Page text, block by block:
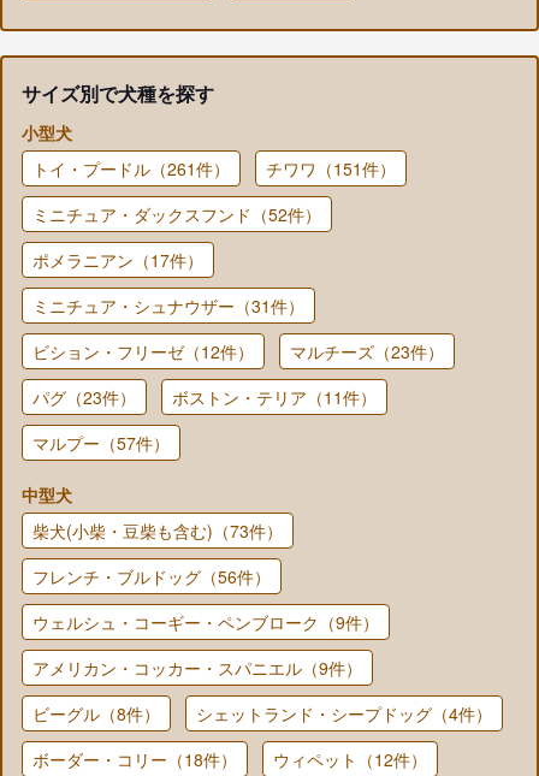
サイズ別で犬種を探す
小型犬
トイ・プードル（261件）
チワワ（151件）
ミニチュア・ダックスフンド（52件）
ポメラニアン（17件）
ミニチュア・シュナウザー（31件）
ビション・フリーゼ（12件）
マルチーズ（23件）
パグ（23件）
ボストン・テリア（11件）
マルプー（57件）
中型犬
柴犬(小柴・豆柴も含む)（73件）
フレンチ・ブルドッグ（56件）
ウェルシュ・コーギー・ペンブローク（9件）
アメリカン・コッカー・スパニエル（9件）
ビーグル（8件）
シェットランド・シープドッグ（4件）
ボーダー・コリー（18件）
ウィペット（12件）